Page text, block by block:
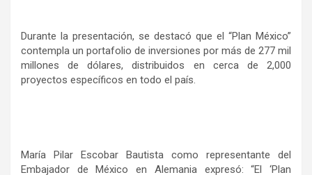
Durante la presentación, se destacó que el “Plan México”
contempla un portafolio de inversiones por más de 277 mil
millones de dólares, distribuidos en cerca de 2,000
proyectos específicos en todo el país.
María Pilar Escobar Bautista como representante del
Embajador de México en Alemania expresó: “El ‘Plan